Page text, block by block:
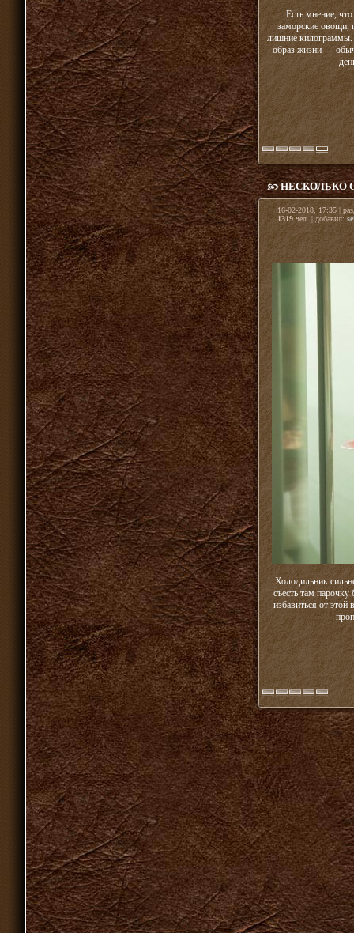
Есть мнение,
заморские овощи,
лишние килограммы.
образ жизни —
НЕСКОЛЬКО
16-02-2018, 17:35 |
1319чел. | добавил:
Холодильник
съесть там парочку
избавиться от